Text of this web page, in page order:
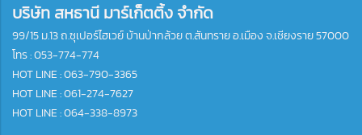
บริษัท สหธานี มาร์เก็ตติ้ง จำกัด
99/15 ม.13 ถ.ซุเปอร์ไฮเวย์ บ้านป่ากล้วย ต.สันทราย อ.เมือง จ.เชียงราย 57000
โทร :053-774-774
HOT LINE : 063-790-3365
HOT LINE : 061-274-7627
HOT LINE : 064-338-8973